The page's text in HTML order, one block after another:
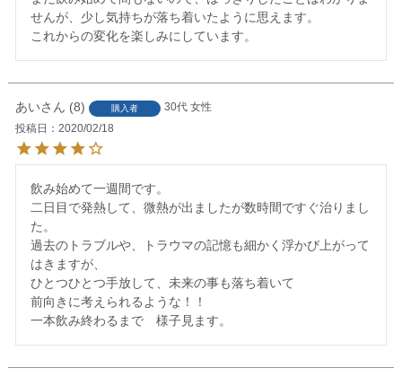
せんが、少し気持ちが落ち着いたように思えます。
これからの変化を楽しみにしています。
あい 8 購入者 30代 女性
投稿日
2020/02/18
飲み始めて一週間です。
二日目で発熱して、微熱が出ましたが数時間ですぐ治りまし
た。
過去のトラブルや、トラウマの記憶も細かく浮かび上がって
はきますが、
ひとつひとつ手放して、未来の事も落ち着いて
前向きに考えられるような！！
一本飲み終わるまで　様子見ます。